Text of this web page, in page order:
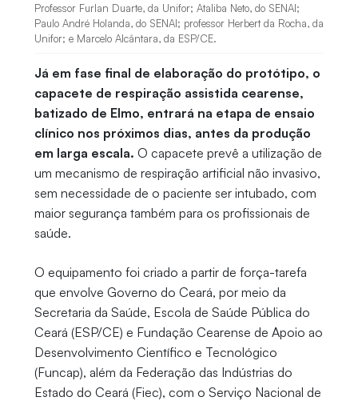
Professor Furlan Duarte, da Unifor; Ataliba Neto, do SENAI;
Paulo André Holanda, do SENAI; professor Herbert da Rocha, da
Unifor; e Marcelo Alcântara, da ESP/CE.
Já em fase final de elaboração do protótipo, o
capacete de respiração assistida cearense,
batizado de Elmo, entrará na etapa de ensaio
clínico nos próximos dias, antes da produção
em larga escala. O capacete prevê a utilização de
um mecanismo de respiração artificial não invasivo,
sem necessidade de o paciente ser intubado, com
maior segurança também para os profissionais de
saúde.
O equipamento foi criado a partir de força-tarefa
que envolve Governo do Ceará, por meio da
Secretaria da Saúde, Escola de Saúde Pública do
Ceará (ESP/CE) e Fundação Cearense de Apoio ao
Desenvolvimento Científico e Tecnológico
(Funcap), além da Federação das Indústrias do
Estado do Ceará (Fiec), com o Serviço Nacional de